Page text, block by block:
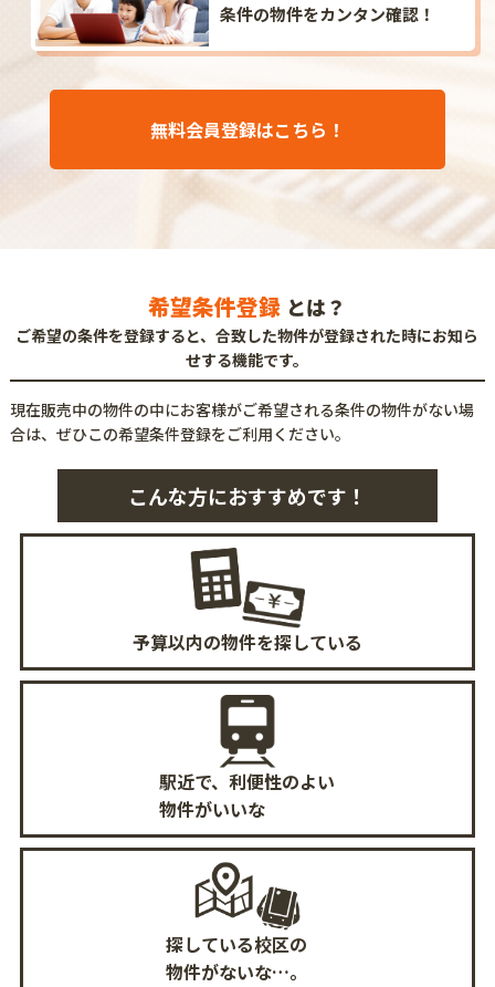
条件の物件をカンタン確認！
無料会員登録はこちら！
希望条件登録 とは？
ご希望の条件を登録すると、合致した物件が登録された時にお知ら
せする機能です。
現在販売中の物件の中にお客様がご希望される条件の物件がない場
合は、 ぜひこの希望条件登録をご利用ください。
こんな方におすすめです！
予算以内の物件を探している
駅近で、利便性のよい
物件がいいな
探している校区の
物件がないな…。